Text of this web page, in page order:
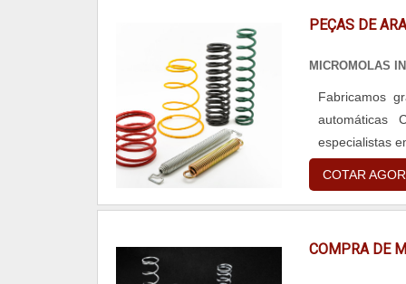
PEÇAS DE
MICROMOLAS
Fabricamos
automáticas
especialistas
COTAR
COMPRA DE